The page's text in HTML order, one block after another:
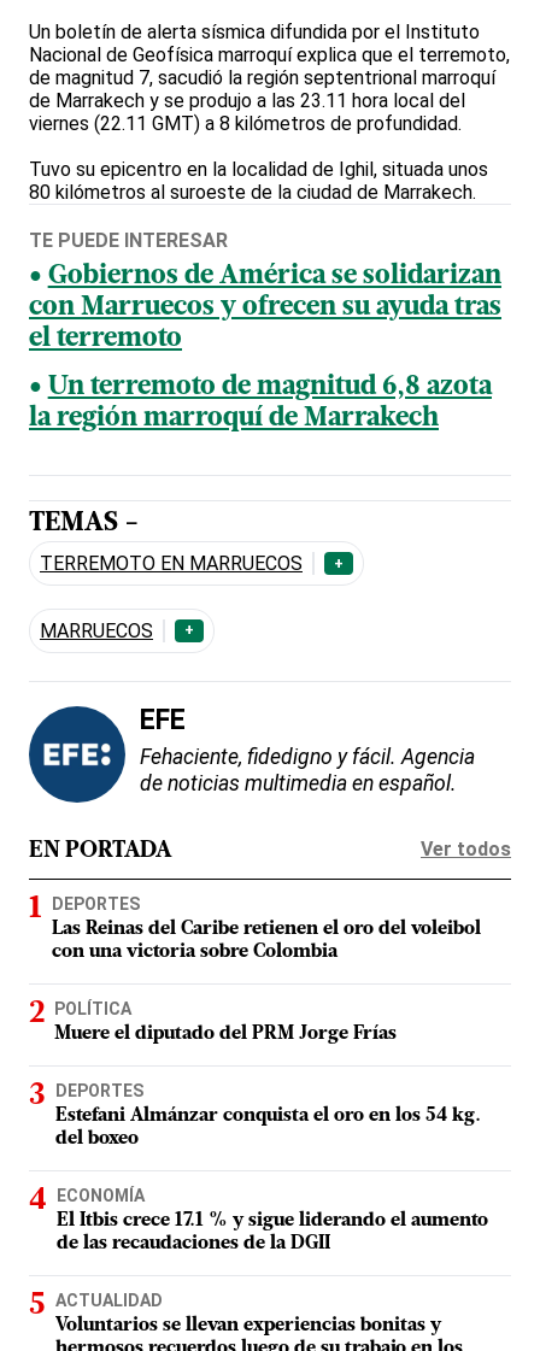
Un boletín de alerta sísmica difundida por el Instituto
Nacional de Geofísica marroquí explica que el terremoto,
de magnitud 7, sacudió la región septentrional marroquí
de Marrakech y se produjo a las 23.11 hora local del
viernes (22.11 GMT) a 8 kilómetros de profundidad.
Tuvo su epicentro en la localidad de Ighil, situada unos
80 kilómetros al suroeste de la ciudad de Marrakech.
TE PUEDE INTERESAR
Gobiernos de América se solidarizan
con Marruecos y ofrecen su ayuda tras
el terremoto
Un terremoto de magnitud 6,8 azota
la región marroquí de Marrakech
TEMAS -
TERREMOTO EN MARRUECOS +
MARRUECOS +
EFE
Fehaciente, fidedigno y fácil. Agencia
de noticias multimedia en español.
EN PORTADA Ver todos
DEPORTES
Las Reinas del Caribe retienen el oro del voleibol
con una victoria sobre Colombia
POLÍTICA
Muere el diputado del PRM Jorge Frías
DEPORTES
Estefani Almánzar conquista el oro en los 54 kg.
del boxeo
ECONOMÍA
El Itbis crece 17.1 % y sigue liderando el aumento
de las recaudaciones de la DGII
ACTUALIDAD
Voluntarios se llevan experiencias bonitas y